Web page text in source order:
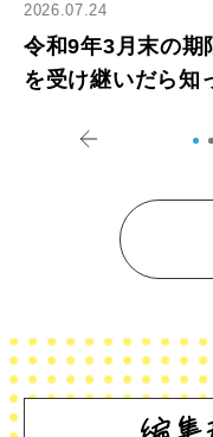
2026.07.24
令和9年3月末の期
を受け継いだら知